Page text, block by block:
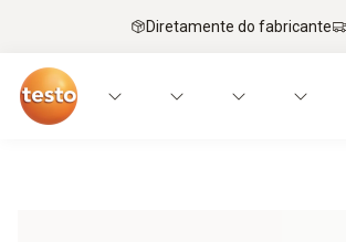
Diretamente do fabricante